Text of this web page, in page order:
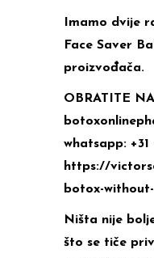
Imamo dvije
Face Saver
proizvođača.
OBRATITE
whatsapp:
https://
botox-
Ništa nije
što se tiče